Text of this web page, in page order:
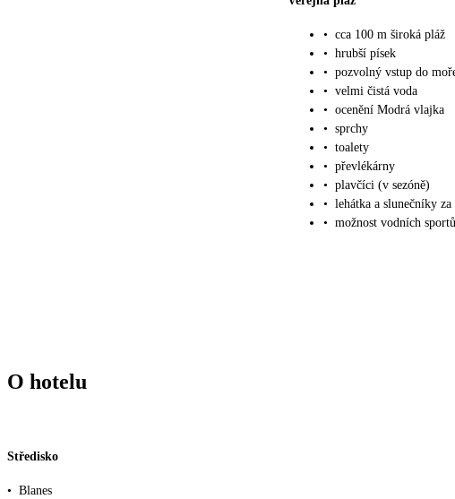
• cca 100 m široká pláž
• hrubší písek
• pozvolný vstup do
• velmi čistá voda
• ocenění Modrá vlajka
• sprchy
• toalety
• převlékárny
• plavčíci (v sezóně)
• lehátka a slunečníky za
• možnost vodních sportů
O hotelu
Středisko
• Blanes